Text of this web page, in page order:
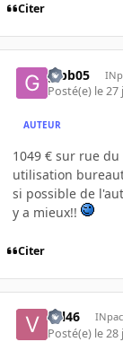
Citer
gibb05
Posté(e) le 27
AUTEUR
1049 € sur rue
utilisation
si possible de
y a mieux!!
Citer
val46
Posté(e) le 28